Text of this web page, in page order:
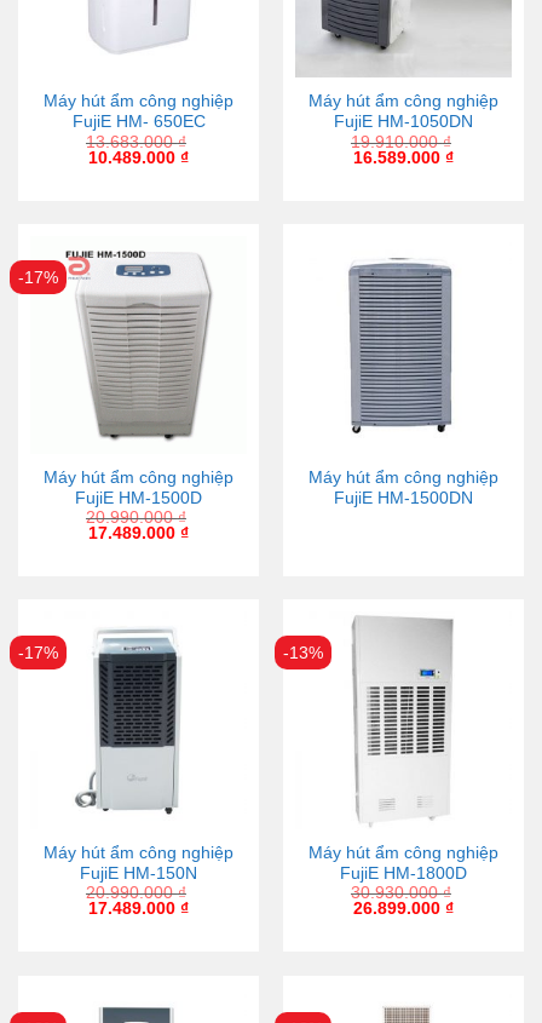
Máy hút ẩm công nghiệp
FujiE HM- 650EC
13.683.000₫
10.489.000 ₫
Máy hút ẩm công nghiệp
FujiE HM-1050DN
19.910.000₫
16.589.000 ₫
-17%
Máy hút ẩm công nghiệp
FujiE HM-1500D
20.990.000₫
17.489.000 ₫
Máy hút ẩm công nghiệp
FujiE HM-1500DN
-17%
Máy hút ẩm công nghiệp
FujiE HM-150N
20.990.000₫
17.489.000 ₫
-13%
Máy hút ẩm công nghiệp
FujiE HM-1800D
30.930.000₫
26.899.000 ₫